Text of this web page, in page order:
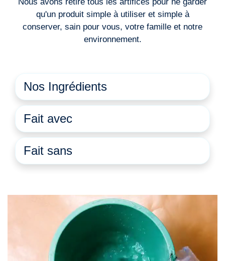
qu'un produit simple à utiliser et simple à
conserver, sain pour vous, votre famille et notre
environnement.
Nos Ingrédients
Fait avec
Fait sans